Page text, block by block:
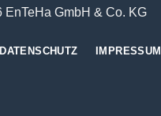
EnTeHa GmbH & Co. KG
DATENSCHUTZ IMPRESSUM